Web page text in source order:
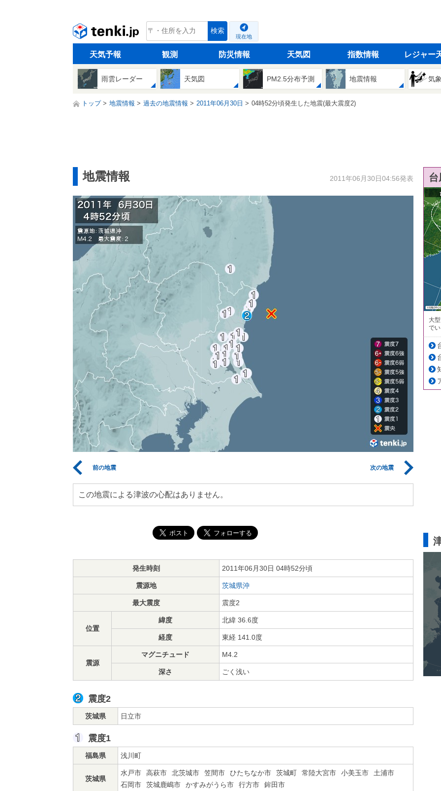
tenki.jp 検索
現在地
天気予報 観測 防災情報 天気図 指数情報 レジャー
雨雲レーダー 天気図 PM2.5分布予測 地震情報 気
トップ 地震情報 過去の地震情報 2011年06月30日 04時52分頃発生した地震(最大震度2)
地震情報 2011年06月30日04:56発表
前の地震 次の地震
この地震による津波の心配はありません。
発生時刻 2011年06月30日 04時52分頃
震源地 茨城県沖
最大震度 震度2
位置
緯度 北緯 36.6度
経度 東経 141.0度
震源
マグニチュード M4.2
深さ ごく浅い
震度2
茨城県 日立市
震度1
福島県 浅川町
茨城県
水戸市 高萩市 北茨城市 笠間市 ひたちなか市 茨城町 常陸大宮市 小美玉市
土浦市
石岡市
茨城鹿嶋市 かすみがうら市 行方市 鉾田市
大
で